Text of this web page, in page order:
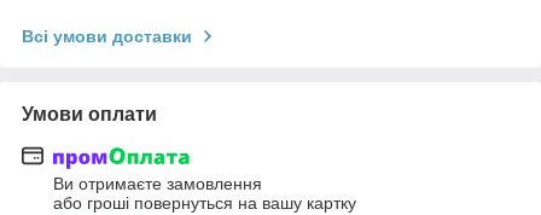
Всі умови доставки
Умови оплати
Ви отримаєте замовлення
або гроші повернуться на вашу картку